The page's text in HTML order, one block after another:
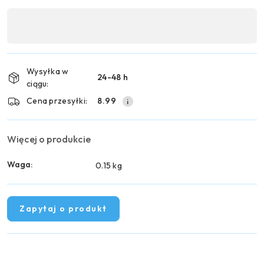
dostawa
Wysyłka w
ciągu:
24-48 h
Cena przesyłki: 8.99
Więcej o produkcie
Waga: 0.15 kg
Zapytaj o produkt